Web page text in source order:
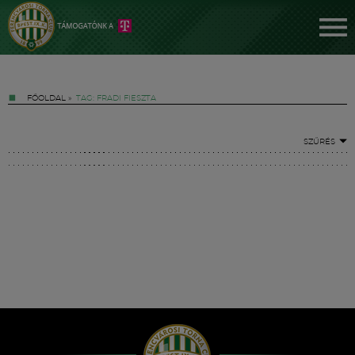
FŐOLDAL » TAG: FRADI FIESZTA
SZŰRÉS
Hírek